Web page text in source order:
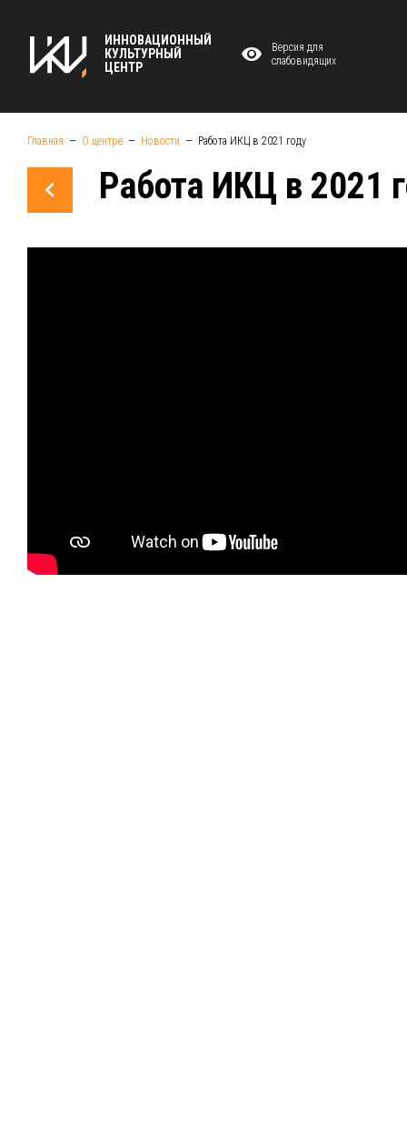
ИННОВАЦИОННЫЙ
КУЛЬТУРНЫЙ
ЦЕНТР
Версия для
слабовидящих
Главная О центре Новости Работа ИКЦ в 2021 году
Работа ИКЦ в 2021